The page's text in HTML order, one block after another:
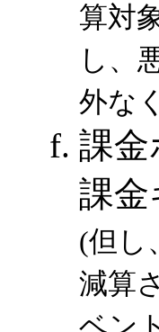
算対
し、
外な
課金
課金
(但し
減算